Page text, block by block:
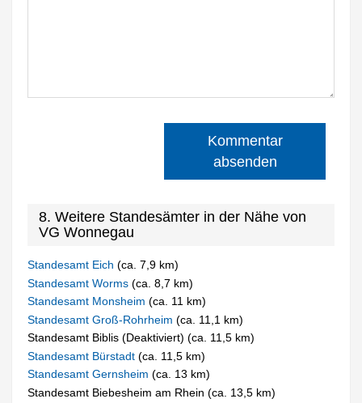
Kommentar
absenden
8. Weitere Standesämter in der Nähe von
VG Wonnegau
Standesamt Eich(ca. 7,9 km)
Standesamt Worms(ca. 8,7 km)
Standesamt Monsheim(ca. 11 km)
Standesamt Groß-Rohrheim(ca. 11,1 km)
Standesamt Biblis (Deaktiviert) (ca. 11,5 km)
Standesamt Bürstadt(ca. 11,5 km)
Standesamt Gernsheim(ca. 13 km)
Standesamt Biebesheim am Rhein (ca. 13,5 km)